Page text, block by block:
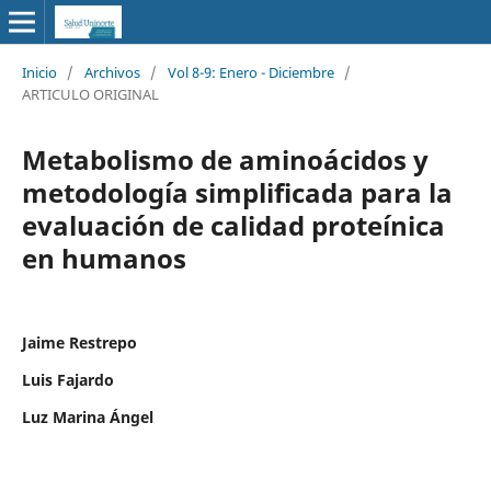
Inicio / Archivos / Vol 8-9: Enero - Diciembre /
ARTICULO ORIGINAL
Metabolismo de aminoácidos y
metodología simplificada para la
evaluación de calidad proteínica
en humanos
Jaime Restrepo
Luis Fajardo
Luz Marina Ángel